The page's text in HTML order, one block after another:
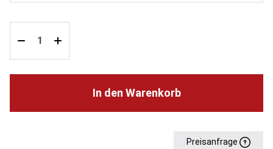
In den Warenkorb
Preisanfrage